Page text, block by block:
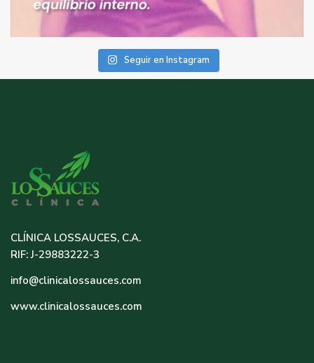
Seguir en Instagram
CLÍNICA LOSSAUCES, C.A.
RIF: J-29883222-3
info@clinicalossauces.com
www.clinicalossauces.com